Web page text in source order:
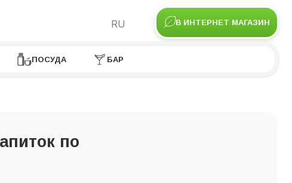
RU В ИНТЕРНЕТ МАГАЗИН
ПОСУДА БАР
по